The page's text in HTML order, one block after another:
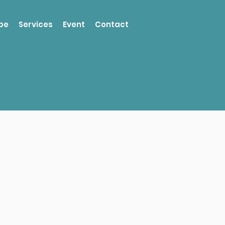
Services Event Contact